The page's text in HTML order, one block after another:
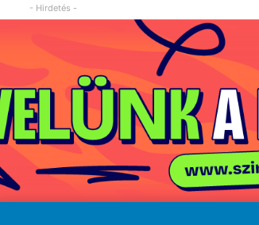
- Hirdetés -